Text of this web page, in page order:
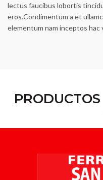
lectus faucibus lobortis
eros.Condimentum a et
elementum nam inceptos